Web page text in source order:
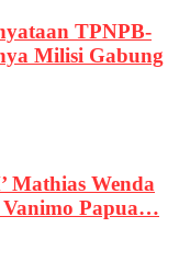
TPNPB-
Milisi Gabung
Mathias Wenda
Papua…